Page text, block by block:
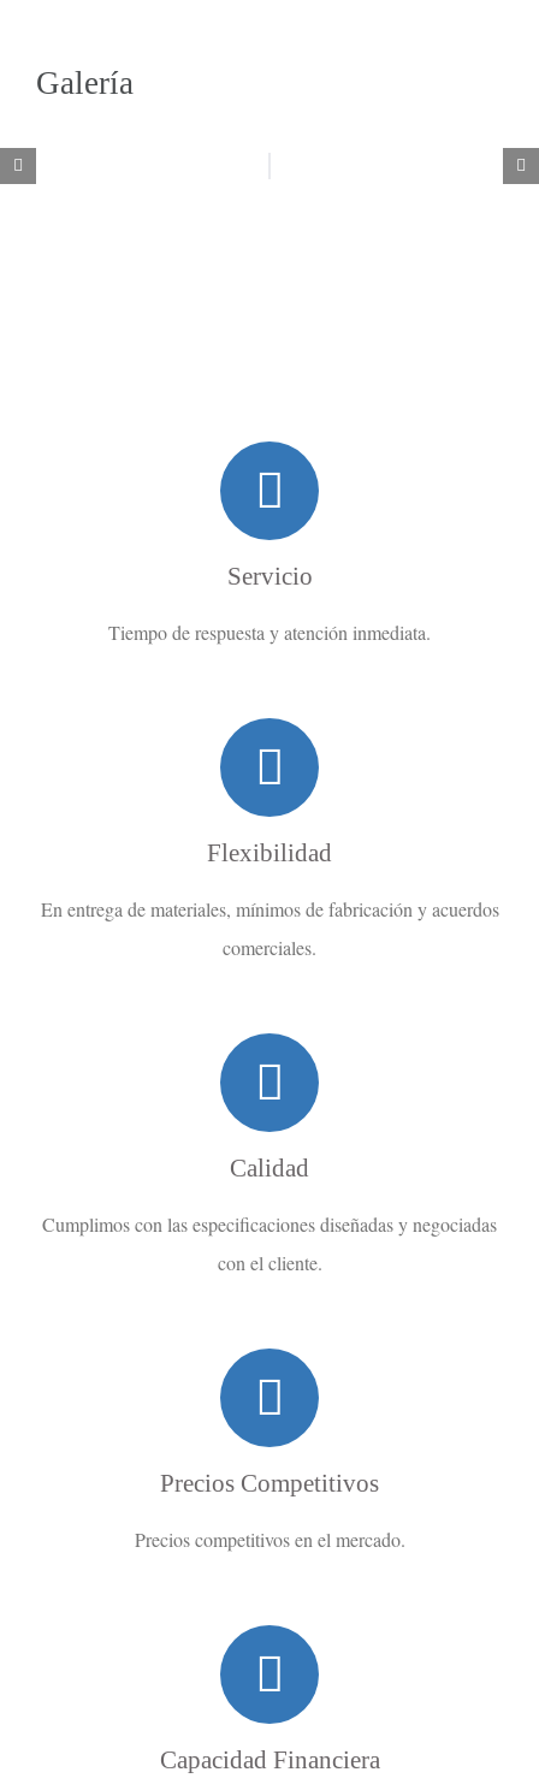
Galería
Servicio
Tiempo de respuesta y atención inmediata.
Flexibilidad
En entrega de materiales, mínimos de fabricación y acuerdos
comerciales.
Calidad
Cumplimos con las especificaciones diseñadas y negociadas
con el cliente.
Precios Competitivos
Precios competitivos en el mercado.
Capacidad Financiera